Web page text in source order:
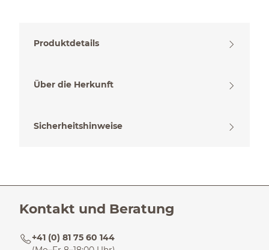
Produktdetails
Über die Herkunft
Sicherheitshinweise
Kontakt und Beratung
+41 (0) 81 75 60 144